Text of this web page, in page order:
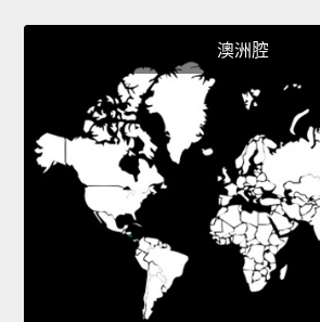
澳洲腔